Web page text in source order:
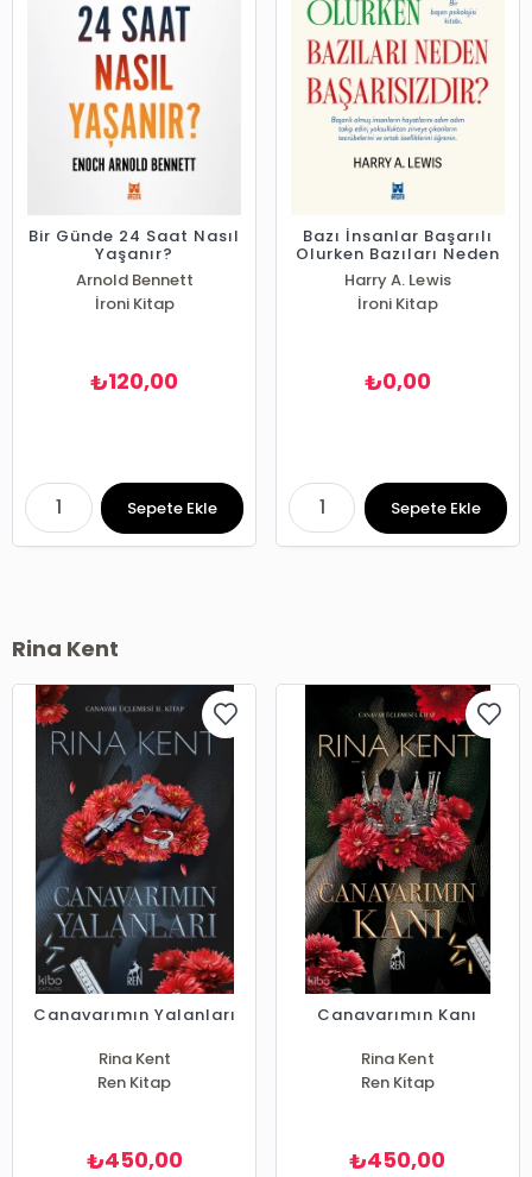
Bir Günde 24 Saat Nasıl
Yaşanır?
Arnold Bennett
İroni Kitap
₺120,00
Sepete Ekle
Bazı İnsanlar Başarılı
Olurken Bazıları Neden
Başarısızdır?
Harry A. Lewis
İroni Kitap
₺0,00
Sepete Ekle
Rina Kent
Canavarımın Yalanları
Rina Kent
Ren Kitap
₺450,00
Canavarımın Kanı
Rina Kent
Ren Kitap
₺450,00